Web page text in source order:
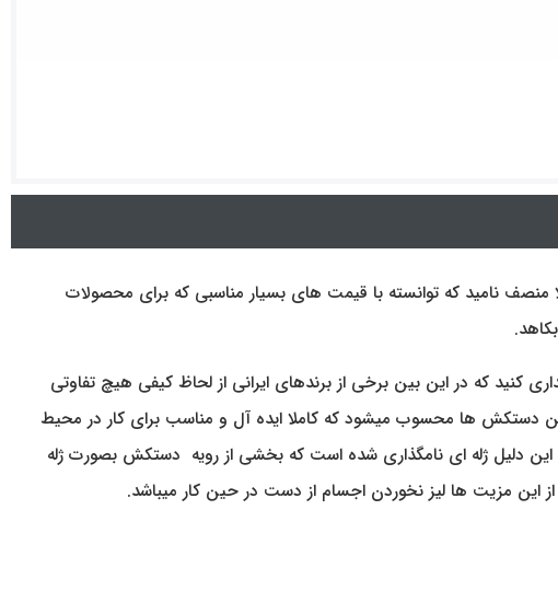
منصف نامید که توانسته با قیمت های بسیار مناسبی که برای محصولات
کنید که در این بین برخی از برندهای ایرانی از لحاظ کیفی هیچ تفاوتی
دستکش ها محسوب میشود که کاملا ایده آل و مناسب برای کار در محیط
این دلیل ژله ای نامگذاری شده است که بخشی از رویه دستکش بصورت ژله
این مزیت ها لیز نخوردن اجسام از دست در حین کار میباشد.